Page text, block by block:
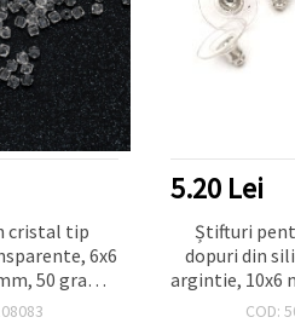
cristal tip
6x6
50 grame
5.20 Lei
Știfturi
dopuri din
argintie, 10x6
COD: